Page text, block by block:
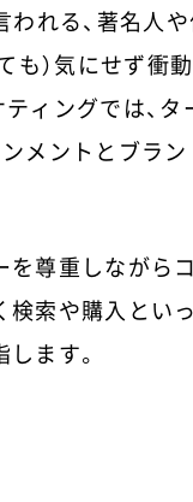
れる、著名人
も）気にせず衝
ィングでは、
メントとブラ
尊重しながら
索や購入とい
ます。